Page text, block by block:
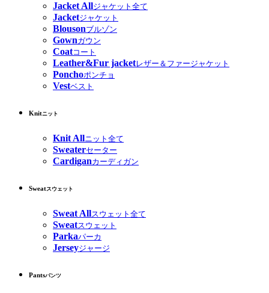
Jacket Allジャケット全て
Jacketジャケット
Blousonブルゾン
Gownガウン
Coatコート
Leather&Fur jacketレザー＆ファージャケット
Ponchoポンチョ
Vestベスト
Knitニット
Knit Allニット全て
Sweaterセーター
Cardiganカーディガン
Sweatスウェット
Sweat Allスウェット全て
Sweatスウェット
Parkaパーカ
Jerseyジャージ
Pantsパンツ